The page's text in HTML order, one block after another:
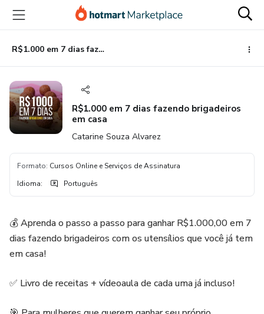
para
conteúdo
principal
para
pagamento
para
rodapé
R$1.000 em 7 dias fazendo brigadeiros em casa
R$1.000 em 7 dias fazendo brigadeiros
em casa
Catarine Souza Alvarez
Formato: Cursos Online e Serviços de Assinatura
Idioma: Português
💰 Aprenda o passo a passo para ganhar R$1.000,00 em 7
dias fazendo brigadeiros com os utensílios que você já tem
em casa!
✅ Livro de receitas + vídeoaula de cada uma já incluso!